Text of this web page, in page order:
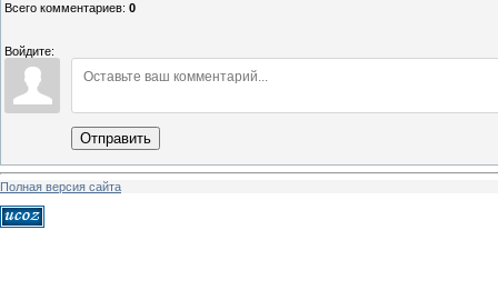
Всего комментариев: 0
Войдите:
Отправить
Полная версия сайта